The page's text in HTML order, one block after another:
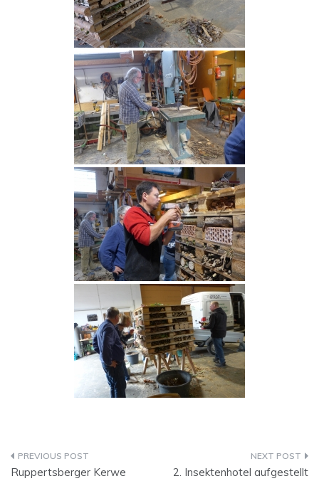
Beitragsnavigation
Ruppertsberger Kerwe 2. Insektenhotel aufgestellt